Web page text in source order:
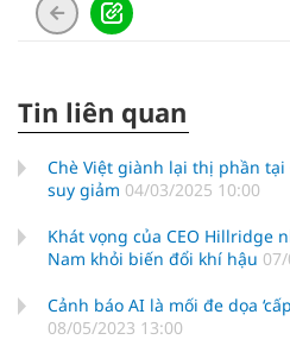
Tin liên quan
Chè Việt giành lại thị phần
suy giảm 04/03/2025 10:00
Khát vọng của CEO Hillridge
Nam khỏi biến đổi khí hậu
Cảnh báo AI là mối đe dọa
08/05/2023 13:00